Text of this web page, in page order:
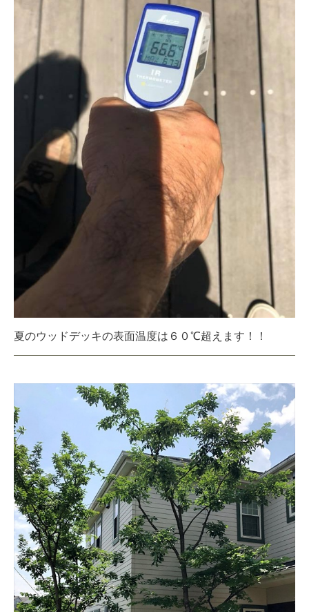
夏のウッドデッキの表面温度は６０℃超えます！！